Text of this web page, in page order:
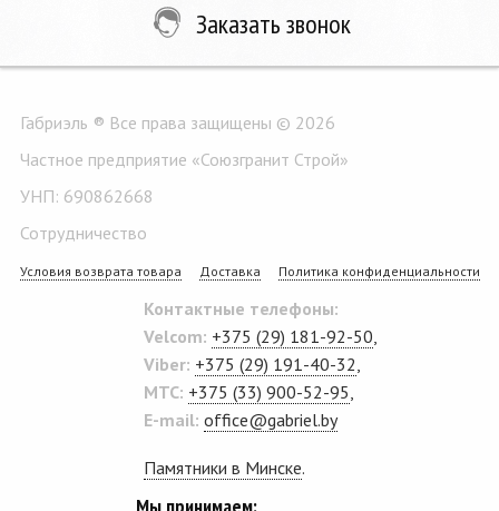
Заказать звонок
Габриэль ® Все права защищены © 2026
Частное предприятие «Союзгранит Строй»
УНП: 690862668
Сотрудничество
Условия возврата товара Доставка Политика конфиденциальности
Контактные телефоны:
Velcom: +375 (29) 181-92-50
Viber: +375 (29) 191-40-32
MTC: +375 (33) 900-52-95
E-mail: office@gabriel.by
Памятники в Минске.
Мы принимаем: